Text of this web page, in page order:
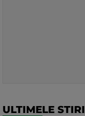
ULTIMELE STIRI